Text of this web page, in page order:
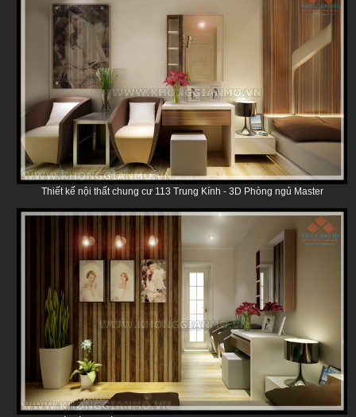
Thiết kế nội thất chung cư 113 Trung Kính - 3D Phòng ngủ Master